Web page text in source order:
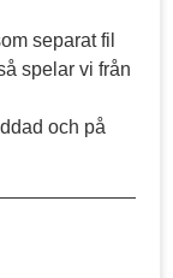
separat fil
spelar vi från
och på